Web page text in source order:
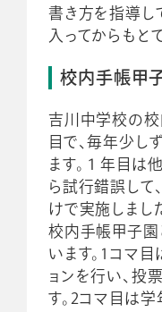
書き方を指導し
入ってからもと
校内手帳甲
吉川中学校の
目で、毎年少し
ます。１年目は
ら試行錯誤して
けで実施しまし
校内手帳甲子園
います。1コマ
ョンを行い、投
す。2コマ目は